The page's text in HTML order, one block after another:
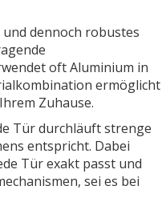
dennoch robustes
oft Aluminium in
ermöglicht
Zuhause.
Tür durchläuft strenge
entspricht. Dabei
Tür exakt passt und
sei es bei